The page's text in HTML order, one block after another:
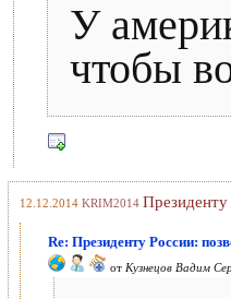
У
чтобы
12.12.2014 KRIM2014
Re: Президенту России:
от Кузнецов Вадим